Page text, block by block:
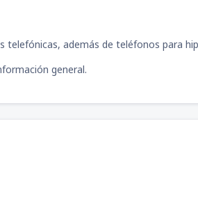
telefónicas, además de teléfonos para
general.